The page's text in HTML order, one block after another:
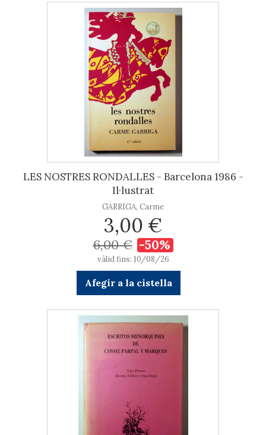
LES NOSTRES RONDALLES - Barcelona 1986 -
Il·lustrat
GARRIGA, Carme
3,00 €
6,00 € -50%
vàlid fins: 10/08/26
Afegir a la cistella